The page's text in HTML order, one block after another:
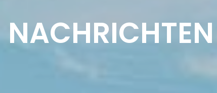
NACHRICHTEN